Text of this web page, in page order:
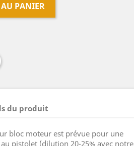
PANIER
du produit
bloc moteur est prévue pour une
pistolet (dilution 20-25% avec notre